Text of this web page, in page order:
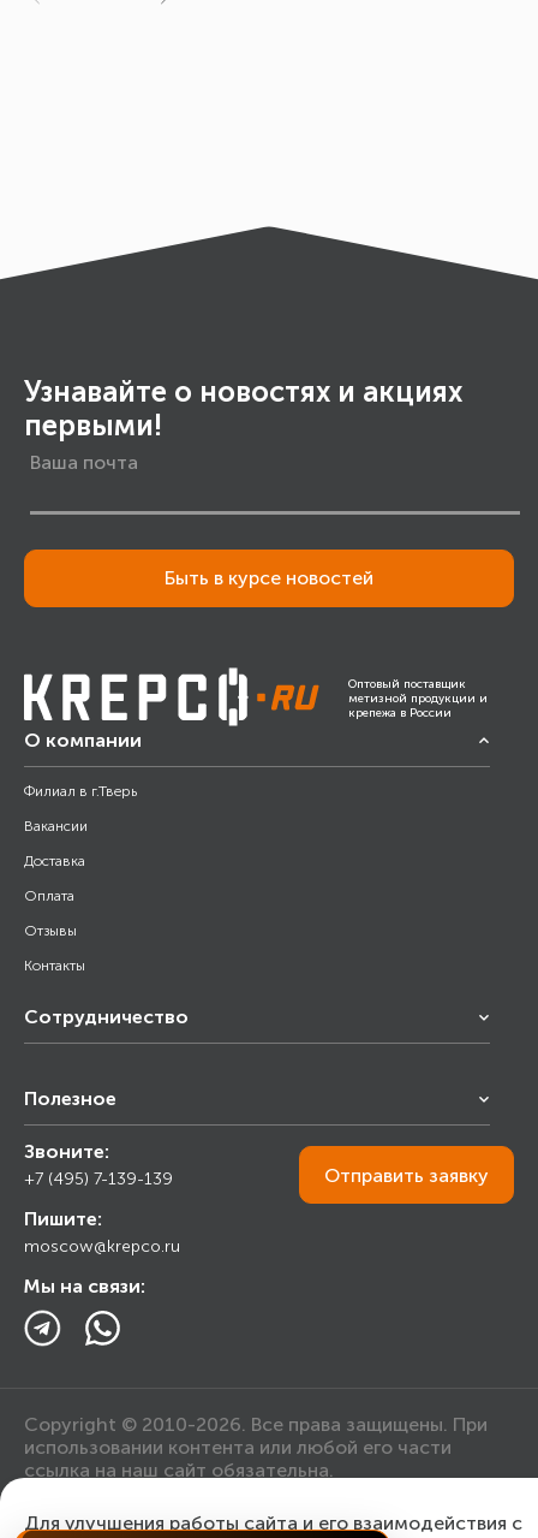
Узнавайте о новостях и акциях
первыми!
Быть в курсе новостей
Оптовый поставщик
метизной продукции и
крепежа в России
О компании
Филиал в г.Тверь
Вакансии
Доставка
Оплата
Отзывы
Контакты
Сотрудничество
Снабжение строительства
Торговым организациям
Полезное
Калькулятор
Прайс лист
Ответы на вопросы
Блог
Звоните:
+7 (495) 7-139-139
Пишите:
moscow@krepco.ru
Мы на связи:
Отправить заявку
Copyright © 2010-2026. Все права защищены. При
использовании контента или любой его части
ссылка на наш сайт обязательна.
Для улучшения работы сайта и его взаимодействия с